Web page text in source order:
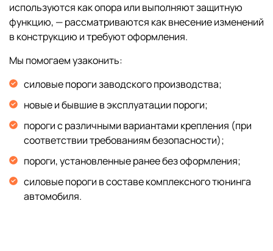
используются как опора или выполняют защитную
функцию, — рассматриваются как внесение изменений
в конструкцию и требуют оформления.
Мы помогаем узаконить:
силовые пороги заводского производства;
новые и бывшие в эксплуатации пороги;
пороги с различными вариантами крепления (при
соответствии требованиям безопасности);
пороги, установленные ранее без оформления;
силовые пороги в составе комплексного тюнинга
автомобиля.